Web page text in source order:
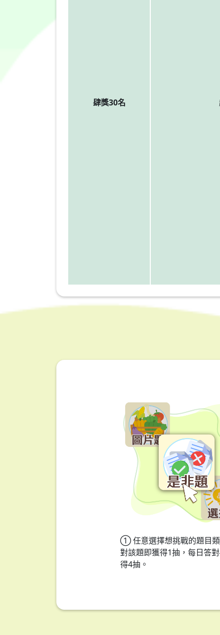
肆獎30名
① 任意選擇想挑戰的題目
對該題即獲得1抽，每日答
得4抽。